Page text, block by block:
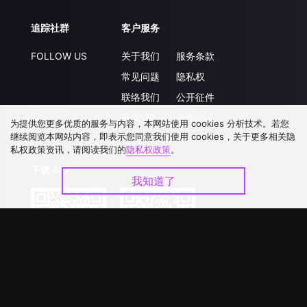
追踪社群
FOLLOW US
客户服务
关于我们
常见问题
联络我们
升级VIP
服务条款
隐私权
公开征件
合作洽談
下载 APP
为提供您更多优质的服务与内容，本网站使用 cookies 分析技术。若您
继续阅览本网站内容，即表示您同意我们使用 cookies，关于更多相关隐
私权政策资讯，请阅读我们的隐私权政策。
我知道了